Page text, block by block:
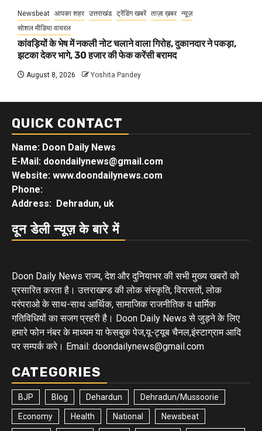
Newsbeat आपका शहर उत्तराखंड ट्रेंडिंग खबरें ताज़ा ख़बर न्यूज़
सोशल मीडिया वायरल
कांवड़ियों के भेष में नकली नोट चलाने वाला गिरोह, दुकानदार ने पकड़ा,
झटका देकर भागे, 30 हजार की फेक करेंसी बरामद
August 8, 2026 Yoshita Pandey
QUICK CONTACT
Name: Doon Daily News
E-Mail: doondailynews@gmail.com
Website: www.doondailynews.com
Phone:
Address: Dehradun, uk
दून डेली न्यूज़ के बारे में
Doon Daily News राज्य, देश और दुनियाभर की सभी मुख्य खबरों को
प्रसारित करता है। उत्तराखण्ड की लोक संस्कृति, विरासतों, लोक
परंपराओ के साथ-साथ आर्थिक, सामाजिक राजनीतिक व धार्मिक
गतिविधियों का सजग प्रहरी है। Doon Daily News से जुड़ने के लिए
हमारे फोन नंबर के माध्यम या फेसबुक पेज,यू-ट्यूब चैनल,इंस्टाग्राम आदि
पर सम्पर्क करे। Email: doondailynews@gmail.com
CATEGORIES
BJP Blog Dehardun Dehradun/Mussoorie
Economy Health National Newsbeat